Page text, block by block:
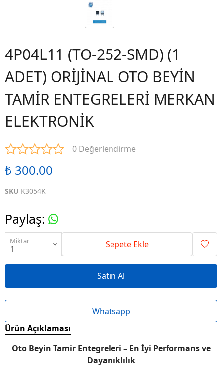
4P04L11 (TO-252-SMD) (1
ADET) ORİJİNAL OTO BEYİN
TAMİR ENTEGRELERİ MERKAN
ELEKTRONİK
0 Değerlendirme
₺ 300.00
SKU K3054K
Paylaş:
Miktar Sepete Ekle
Satın Al
Whatsapp
Ürün Açıklaması
Oto Beyin Tamir Entegreleri – En İyi Performans ve
Dayanıklılık